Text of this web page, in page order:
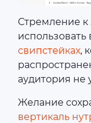
Стремление к
свипстейках,
аудитория не
Желание
вертикаль